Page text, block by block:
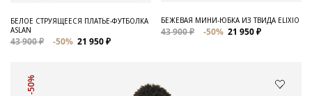
БЕЛОЕ СТРУЯЩЕЕСЯ ПЛАТЬЕ-ФУТБОЛКА
ASLAN
43 900 ₽ -50% 21 950 ₽
БЕЖЕВАЯ МИНИ-ЮБКА ИЗ ТВИДА ELIXIO
43 900 ₽ -50% 21 950 ₽
-50%